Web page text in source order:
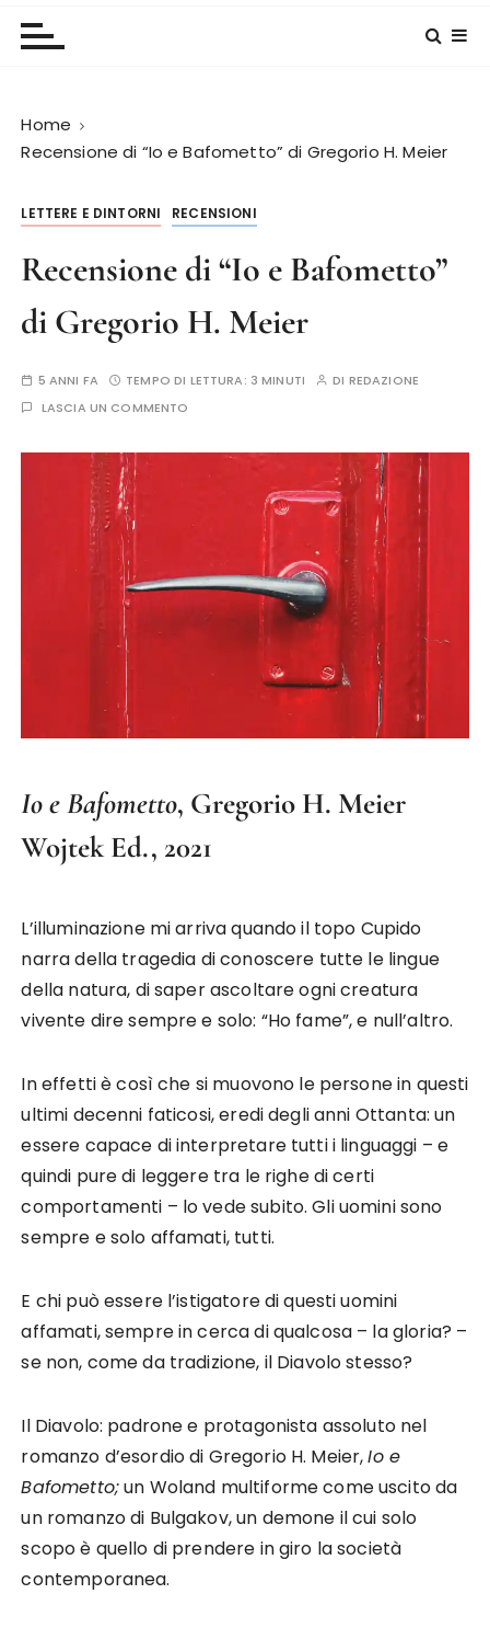
Home
Recensione di “Io e Bafometto” di Gregorio H. Meier
LETTERE E DINTORNI RECENSIONI
Recensione di “Io e Bafometto”
di Gregorio H. Meier
5 ANNI FA TEMPO DI LETTURA: 3 MINUTI DI REDAZIONE
LASCIA UN COMMENTO
Io e Bafometto, Gregorio H. Meier
Wojtek Ed., 2021
L’illuminazione mi arriva quando il topo Cupido
narra della tragedia di conoscere tutte le lingue
della natura, di saper ascoltare ogni creatura
vivente dire sempre e solo: “Ho fame”, e null’altro.
In effetti è così che si muovono le persone in questi
ultimi decenni faticosi, eredi degli anni Ottanta: un
essere capace di interpretare tutti i linguaggi – e
quindi pure di leggere tra le righe di certi
comportamenti – lo vede subito. Gli uomini sono
sempre e solo affamati, tutti.
E chi può essere l’istigatore di questi uomini
affamati, sempre in cerca di qualcosa – la gloria? –
se non, come da tradizione, il Diavolo stesso?
Il Diavolo: padrone e protagonista assoluto nel
romanzo d’esordio di Gregorio H. Meier,Io e
Bafometto;un Woland multiforme come uscito da
un romanzo di Bulgakov, un demone il cui solo
scopo è quello di prendere in giro la società
contemporanea.